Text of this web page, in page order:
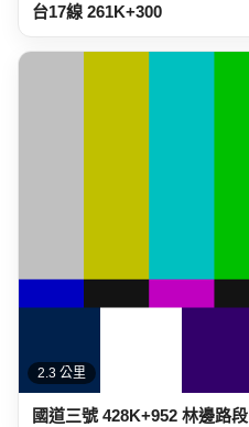
台17線 261K+300
2.3 公里
國道三號 428K+952 林邊路段